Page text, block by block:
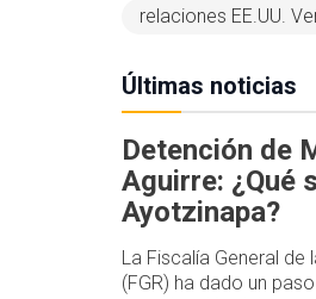
relaciones EE.UU.
Últimas noticias
Detención de
Aguirre: ¿Qué
Ayotzinapa?
La Fiscalía General de
(FGR) ha dado un